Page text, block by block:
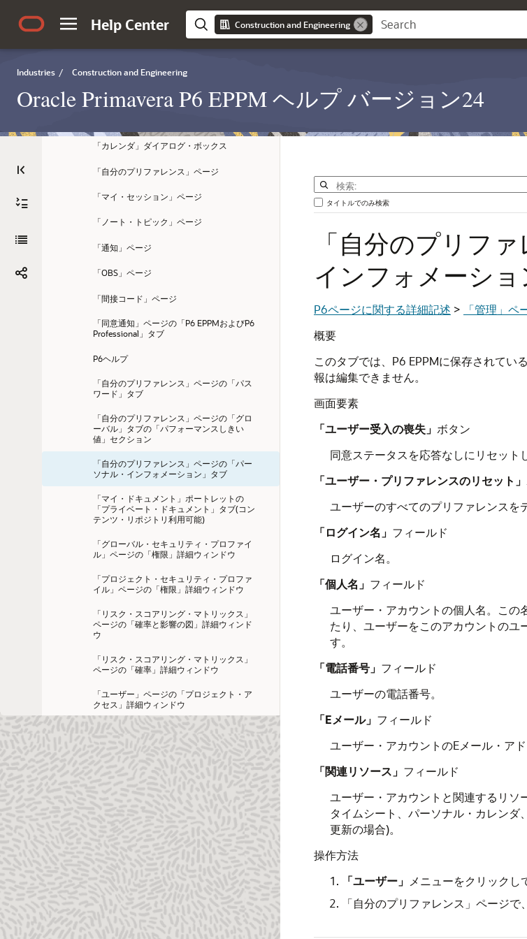
Help Center Construction and Engineering
Industries / Construction and Engineering
Oracle Primavera P6 EPPM ヘルプ バージョン24
「リスクしきい値」ページの「レベル」詳
細ウィンドウ
「ユーザー」ページの「モジュール・アク
「カレンダ」ダイアログ・ボックス
「自分のプリファレンス」ページ
「マイ・セッション」ページ
「ノート・トピック」ページ
「通知」ページ
「OBS」ページ
「間接コード」ページ
「同意通知」ページの「P6 EPPMおよびP6
Professional」タブ
P6ヘルプ
「自分のプリファレンス」ページの「パス
ワード」タブ
「自分のプリファレンス」ページの「グロ
ーバル」タブの「パフォーマンスしきい
値」セクション
「自分のプリファレンス」ページの「パー
ソナル・インフォメーション」タブ
「マイ・ドキュメント」ポートレットの
「プライベート・ドキュメント」タブ(コン
テンツ・リポジトリ利用可能)
「グローバル・セキュリティ・プロファイ
ル」ページの「権限」詳細ウィンドウ
「プロジェクト・セキュリティ・プロファ
イル」ページの「権限」詳細ウィンドウ
「リスク・スコアリング・マトリックス」
ページの「確率と影響の図」詳細ウィンド
ウ
「リスク・スコアリング・マトリックス」
ページの「確率」詳細ウィンドウ
「ユーザー」ページの「プロジェクト・ア
クセス」詳細ウィンドウ
タイトルでのみ検索
「自分のプリフ
インフォメーシ
P6ページに関する詳細記述 >
「管理」ペ
概要
このタブでは、P6 EPPMに保存されてい
報は編集できません。
画面要素
「ユーザー受入の喪失」 ボタン
同意ステータスを応答なしにリセット
「ユーザー・プリファレンスのリセット」
ユーザーのすべてのプリファレンスを
「ログイン名」 フィールド
ログイン名。
「個人名」 フィールド
ユーザー・アカウントの個人名。この
たり、ユーザーをこのアカウントのユ
す。
「電話番号」 フィールド
ユーザーの電話番号。
「Eメール」 フィールド
ユーザー・アカウントのEメール・アド
「関連リソース」 フィールド
ユーザー・アカウントと関連するリソ
タイムシート、パーソナル・カレン
更新の場合)。
操作方法
「ユーザー」 メニューをクリックし
「自分のプリファレンス」ページで、